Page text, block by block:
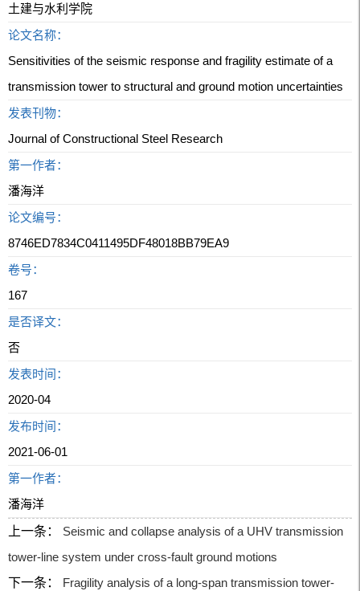
土建与水利学院
论文名称：
Sensitivities of the seismic response and fragility estimate of a
transmission tower to structural and ground motion uncertainties
发表刊物：
Journal of Constructional Steel Research
第一作者：
潘海洋
论文编号：
8746ED7834C0411495DF48018BB79EA9
卷号：
167
是否译文：
否
发表时间：
2020-04
发布时间：
2021-06-01
第一作者：
潘海洋
上一条：
Seismic and collapse analysis of a UHV transmission
tower-line system under cross-fault ground motions
下一条：
Fragility analysis of a long-span transmission tower-